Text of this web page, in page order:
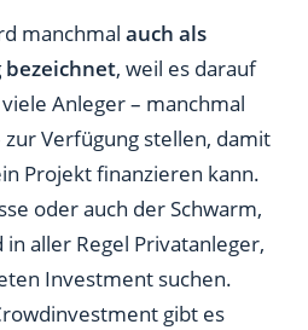
manchmal auch als
bezeichnet, weil es darauf
Anleger – manchmal
Verfügung stellen, damit
Projekt finanzieren kann.
oder auch der Schwarm,
aller Regel Privatanleger,
Investment suchen.
gibt es